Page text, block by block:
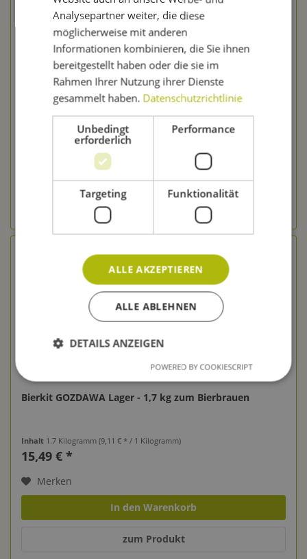
Bierkit GOZDAWA Weizenbier - 1,7 kg zum Bierbrauen
1.7 Kilogramm
Bierkit GOZDAWA Lager - 1,7 kg zum Bierbrauen
Inhalt 1.7 Kilogramm(9,11 € * / 1 Kilogramm)
15,49 € *
Merken
In den Warenkorb
zum Produkt
Analysepartner weiter, die diese
möglicherweise mit anderen
Informationen kombinieren, die Sie ihnen
bereitgestellt haben oder die sie im
Rahmen Ihrer Nutzung ihrer Dienste
gesammelt haben. Datenschutzrichtlinie
Unbedingt
erforderlich
Performance
Targeting Funktionalität
ALLE AKZEPTIEREN
ALLE ABLEHNEN
DETAILS ANZEIGEN
POWERED BY COOKIESCRIPT